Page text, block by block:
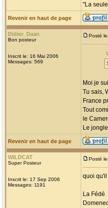
"La
Revenir en haut de page
Didier_Daan
Bon posteur
Inscrit le: 16 Mai 2006
Messages: 569
Posté
Moi je
Tu sais,
France
Tout
le
Le
Revenir en haut de page
WILDCAT
Super Posteur
Inscrit le: 17 Sep 2006
Messages: 1191
Posté
quoi qu'il
La Fédé